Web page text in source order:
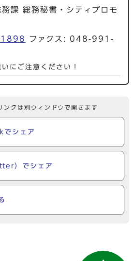
課 総務秘書・シティプロモ
ファクス: 048-991-
にご注意ください！
ンクは別ウィンドウで開きます
シェア
）でシェア